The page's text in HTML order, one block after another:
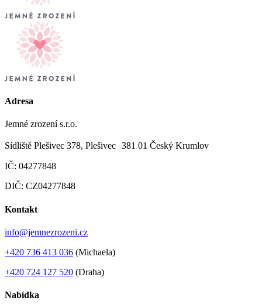
Adresa
Jemné zrození s.r.o.
Sídliště Plešivec 378, Plešivec 381 01 Český Krumlov
IČ: 04277848
DIČ: CZ04277848
Kontakt
info@jemnezrozeni.cz
+420 736 413 036 (Michaela)
+420 724 127 520 (Draha)
Nabídka